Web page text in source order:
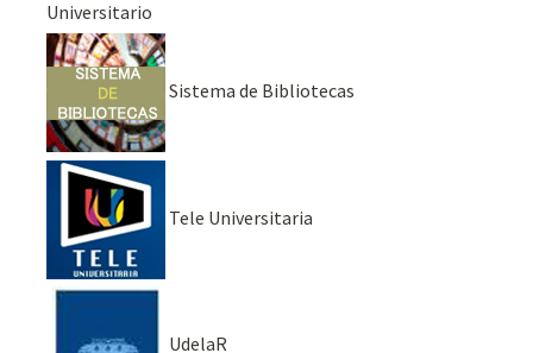
Universitario
Sistema de Bibliotecas
Tele Universitaria
UdelaR